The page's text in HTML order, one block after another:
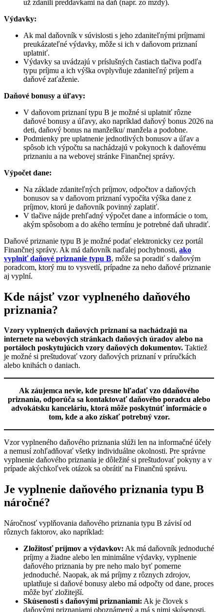
už zdanili preddavkami na daň (napr. zo mzdy).
Výdavky:
Ak mal daňovník v súvislosti s jeho zdaniteľnými príjmami
preukázateľné výdavky, môže si ich v daňovom priznaní
uplatniť.
Výdavky sa uvádzajú v príslušných častiach tlačiva podľa
typu príjmu a ich výška ovplyvňuje zdaniteľný príjem a
daňové zaťaženie.
Daňové bonusy a úľavy:
V daňovom priznaní typu B je možné si uplatniť rôzne
daňové bonusy a úľavy, ako napríklad daňový bonus 2026 na
deti, daňový bonus na manželku/ manžela a podobne.
Podmienky pre uplatnenie jednotlivých bonusov a úľav a
spôsob ich výpočtu sa nachádzajú v pokynoch k daňovému
priznaniu a na webovej stránke Finančnej správy.
Výpočet dane:
Na základe zdaniteľných príjmov, odpočtov a daňových
bonusov sa v daňovom priznaní vypočíta výška dane z
príjmov, ktorú je daňovník povinný zaplatiť.
V tlačive nájde prehľadný výpočet dane a informácie o tom,
akým spôsobom a do akého termínu je potrebné daň uhradiť.
Daňové priznanie typu B je možné podať elektronicky cez portál
Finančnej správy. Ak má daňovník naďalej pochybnosti, ako
vyplniť daňové priznanie typu B, môže sa poradiť s daňovým
poradcom, ktorý mu to vysvetlí, prípadne za neho daňové priznanie
aj vyplní.
Kde nájsť vzor vyplneného daňového
priznania?
Vzory vyplnených daňových priznaní sa nachádzajú na
internete na webových stránkach daňových úradov alebo na
portáloch poskytujúcich vzory daňových dokumentov. Taktiež
je možné si preštudovať vzory daňových priznaní v príručkách
alebo knihách o daniach.
Ak záujemca nevie, kde presne hľadať vzo ddaňového
priznania, odporúča sa kontaktovať daňového poradcu alebo
advokátsku kanceláriu, ktorá môže poskytnúť informácie o
tom, kde a ako získať potrebný vzor.
Vzor vyplneného daňového priznania slúži len na informačné účely
a nemusí zohľadňovať všetky individuálne okolnosti. Pre správne
vyplnenie daňového priznania je dôležité si preštudovať pokyny a v
prípade akýchkoľvek otázok sa obrátiť na Finančnú správu.
Je vyplnenie daňového priznania typu B
náročné?
Náročnosť vyplňovania daňového priznania typu B závisí od
rôznych faktorov, ako napríklad:
Zložitosť príjmov a výdavkov: Ak má daňovník jednoduché
príjmy a žiadne alebo len minimálne výdavky, vyplnenie
daňového priznania by pre neho malo byť pomerne
jednoduché. Naopak, ak má príjmy z rôznych zdrojov,
uplatňuje si daňové bonusy alebo má odpočty od dane, proces
môže byť zložitejší.
Skúsenosti s daňovými priznaniami: Ak je človek s
daňovými priznaniami oboznámený a má s nimi skúsenosti,